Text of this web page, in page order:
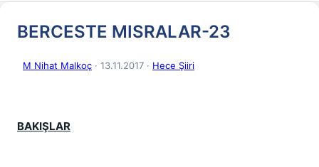
BERCESTE MISRALAR-23
M Nihat Malkoç · 13.11.2017 · Hece Şiiri
BAKIŞLAR